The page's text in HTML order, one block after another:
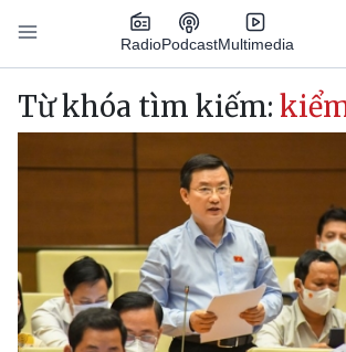
Nhảy đến nội dung
RadioPodcastMultimedia
Main navigation
Từ khóa tìm kiếm: